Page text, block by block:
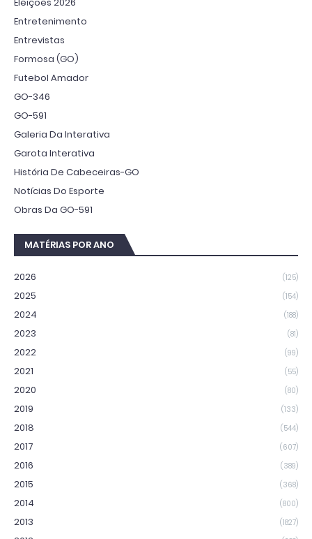
Entretenimento
Entrevistas
Formosa (GO)
Futebol Amador
GO-346
GO-591
Galeria Da Interativa
Garota Interativa
História De Cabeceiras-GO
Notícias Do Esporte
Obras Da GO-591
MATÉRIAS POR ANO
2026 (125)
2025 (154)
2024 (188)
2023 (81)
2022 (99)
2021 (55)
2020 (80)
2019 (133)
2018 (544)
2017 (607)
2016 (389)
2015 (368)
2014 (800)
2013 (1827)